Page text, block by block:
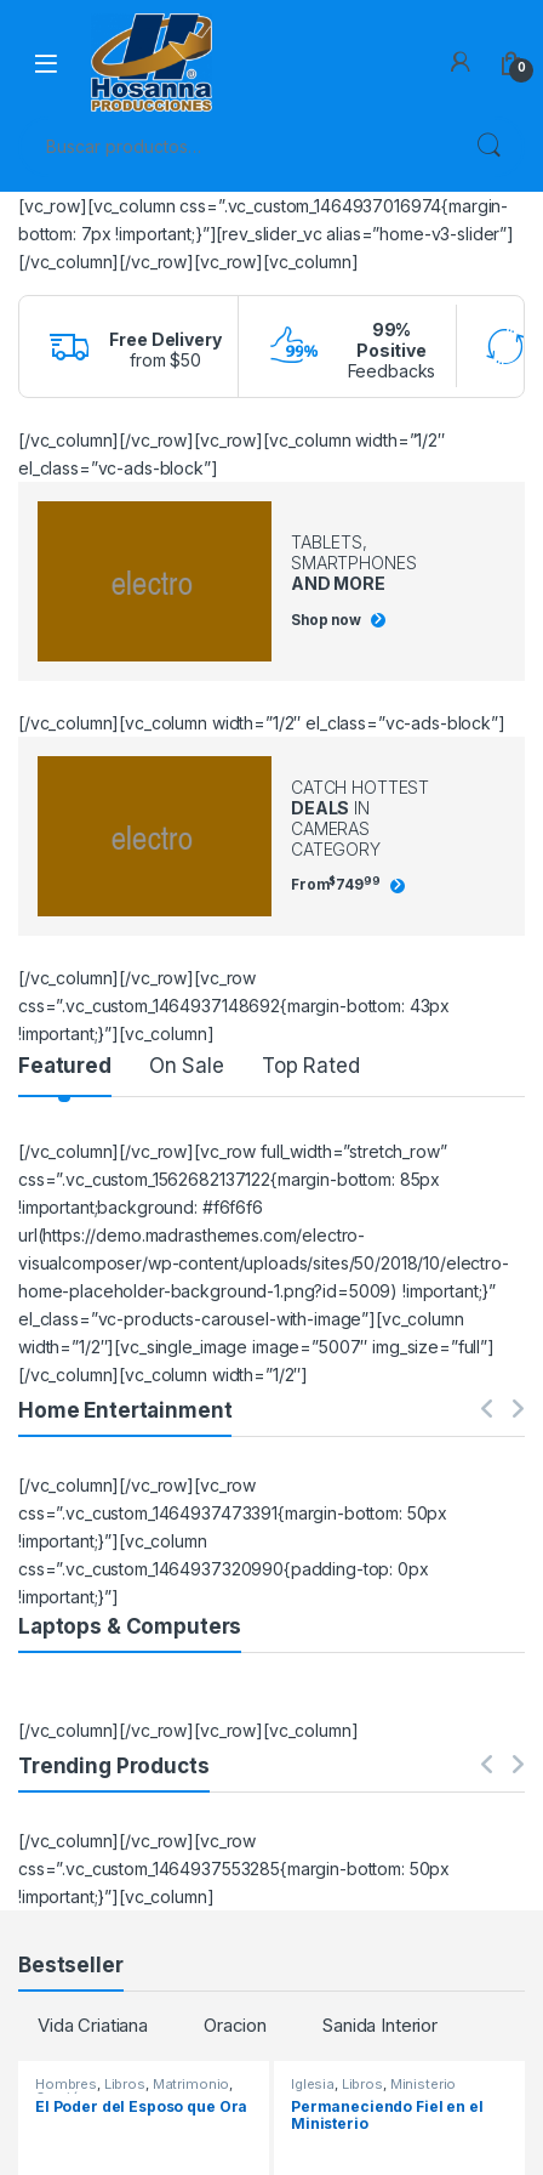
Skip to navigation
0
[vc_row][vc_column css=”.vc_custom_1464937016974{margin-
bottom: 7px !important;}”][rev_slider_vc alias=”home-v3-slider”]
[/vc_column][/vc_row][vc_row][vc_column]
Free Delivery
from $50
99%
Positive
Feedbacks
[/vc_column][/vc_row][vc_row][vc_column width=”1/2″
el_class=”vc-ads-block”]
TABLETS,
SMARTPHONES
AND MORE
Shop now
[/vc_column][vc_column width=”1/2″ el_class=”vc-ads-block”]
CATCH HOTTEST
DEALS IN
CAMERAS
CATEGORY
From$74999
[/vc_column][/vc_row][vc_row
css=”.vc_custom_1464937148692{margin-bottom: 43px
!important;}”][vc_column]
Product Carousel Tabs
Featured On Sale Top Rated
[/vc_column][/vc_row][vc_row full_width=”stretch_row”
css=”.vc_custom_1562682137122{margin-bottom: 85px
!important;background: #f6f6f6
url(https://demo.madrasthemes.com/electro-
visualcomposer/wp-content/uploads/sites/50/2018/10/electro-
home-placeholder-background-1.png?id=5009) !important;}”
el_class=”vc-products-carousel-with-image”][vc_column
width=”1/2″][vc_single_image image=”5007″ img_size=”full”]
[/vc_column][vc_column width=”1/2″]
Home Entertainment
[/vc_column][/vc_row][vc_row
css=”.vc_custom_1464937473391{margin-bottom: 50px
!important;}”][vc_column
css=”.vc_custom_1464937320990{padding-top: 0px
!important;}”]
Laptops & Computers
[/vc_column][/vc_row][vc_row][vc_column]
Trending Products
[/vc_column][/vc_row][vc_row
css=”.vc_custom_1464937553285{margin-bottom: 50px
!important;}”][vc_column]
Bestseller
Vida Criatiana Oracion Sanida Interior
Hombres, Libros, Matrimonio,
Oración
El Poder del Esposo que Ora
Iglesia, Libros, Ministerio
Permaneciendo Fiel en el
Ministerio